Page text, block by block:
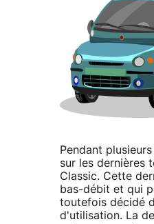
Pendant
sur les dernières
Classic. Cette
bas-débit et qui
toutefois décidé
d'utilisation. La